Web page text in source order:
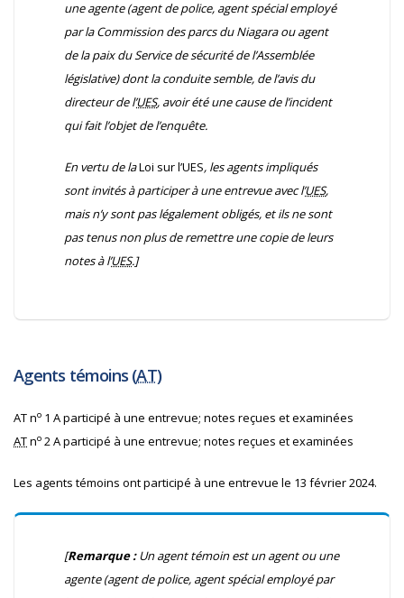
une agente (agent de police, agent spécial employé
par la Commission des parcs du Niagara ou agent
de la paix du Service de sécurité de l’Assemblée
législative) dont la conduite semble, de l’avis du
directeur de l’UES, avoir été une cause de l’incident
qui fait l’objet de l’enquête.
En vertu de laLoi sur l’UES, les agents impliqués
sont invités à participer à une entrevue avec l’UES,
mais n’y sont pas légalement obligés, et ils ne sont
pas tenus non plus de remettre une copie de leurs
notes à l’UES.]
Agents témoins (AT)
AT no 1 A participé à une entrevue; notes reçues et examinées
ATno 2 A participé à une entrevue; notes reçues et examinées
Les agents témoins ont participé à une entrevue le 13 février 2024.
[Remarque :Un agent témoin est un agent ou une
agente (agent de police, agent spécial employé par